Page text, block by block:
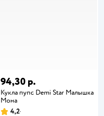
94,30 р.
Кукла пупс Demi Star Малышка
Мона
4,2